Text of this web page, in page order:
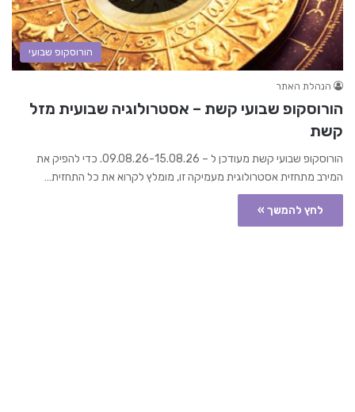
הורוסקופ שבועי
הנהלת האתר
הורוסקופ שבועי קשת – אסטרולוגיה שבועית מזל
קשת
הורוסקופ שבועי קשת מעודכן ל – 09.08.26-15.08.26. כדי להפיק את
המירב מתחזית אסטרולוגית מעמיקה זו, מומלץ לקרוא את כל התחזית…
לחץ להמשך »